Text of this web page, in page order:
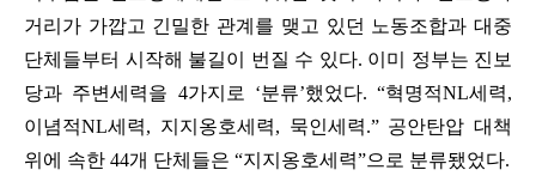
거리가 가깝고 긴밀한 관계를 맺고 있던 노동조합과 대중
단체들부터 시작해 불길이 번질 수 있다. 이미 정부는 진보
당과 주변세력을 4가지로 ‘분류’했었다. “혁명적NL세력,
이념적NL세력, 지지옹호세력, 묵인세력.” 공안탄압 대책
위에 속한 44개 단체들은 “지지옹호세력”으로 분류됐었다.